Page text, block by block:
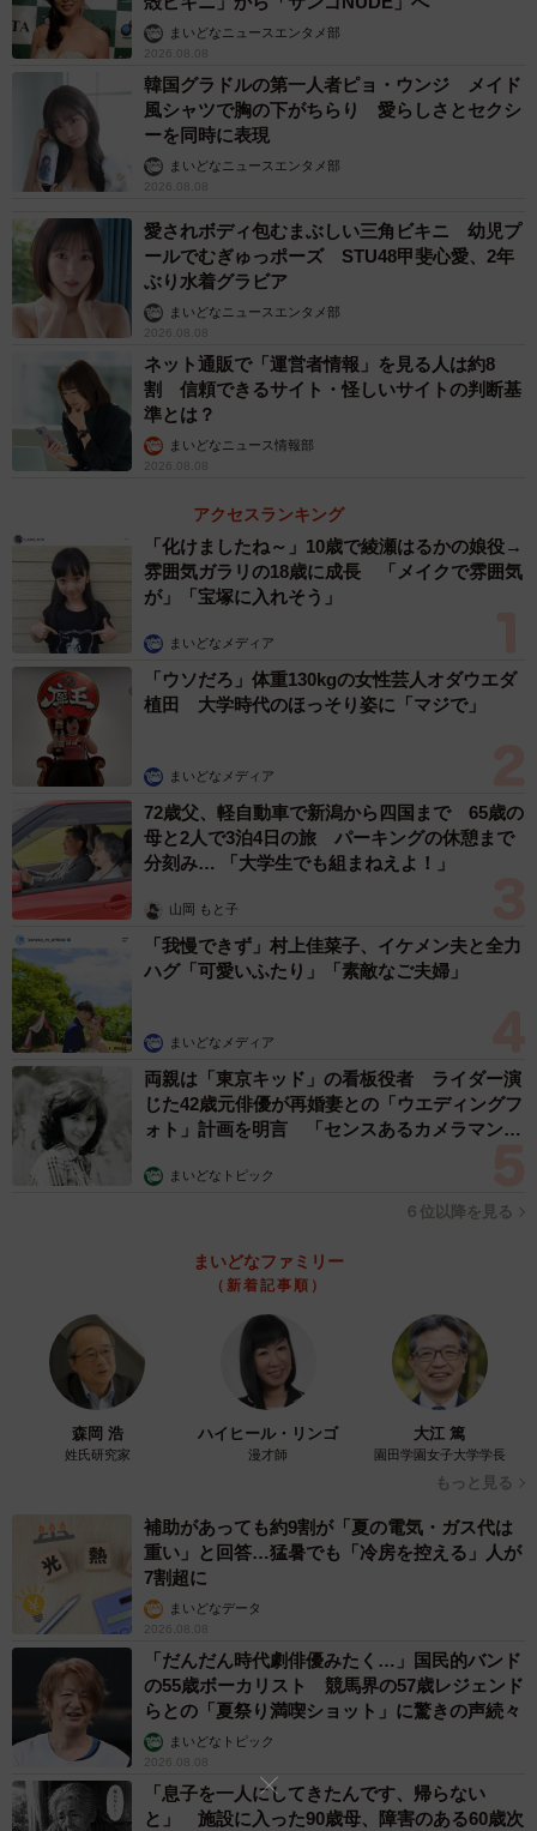
を広げた場合、医療機関が損害賠償責任を問われる可能性
もあります。
さらに「医師法第19条の応召義務（正当な理由なく診療を
拒んではならない）」についても、山吹さんはこう語りま
す。
「感染リスクの高い行動を取っている、施設ルールに従わ
ない──これらは『正当な理由』として、診療をお断りでき
ると考えています。患者さん自身を守るためにも必要な線
“終わってない”コロナ 若者にも後遺症リスク（photoACより
「himawariin」さん撮影、イメージ画像）
“終わってない”コロナ 若者にも後遺症リスク
2023年5月の「5類移行」以降、社会には“コロナ明け”ムー
ドが漂っています。
「でも、死者数を見ればそう言い切れません。厚生労働省
の人口動態統計によると、2022年の死者数は47638人でし
たが、2023年は38086人、2024年も35865人と、2〜3割し
か減っていないんです」
また、現在の感染者推計は年間約1200万人（※5類化以降
は、実際の感染者数が把握できなくなっているため、過去
の死者数と感染者数から山吹さんが単純計算した推計）。
その半数が20〜40代の若者とされています（※新型コロナ
ウイルス感染症対策アドバイザリーボード参照）。
「若いからといって安心できません。感染者の約6%には後
遺症（※WHOのレポート参照）が見られ、毎日1000人近く
の若者が新たに後遺症になっています」
最後に、山吹さんはこう訴えます。
「室内の公衆の場でマスクをしている人としていない人と
でコロナ感染率を調べた結果、不織布マスクでは66%減
少、N95マスクでは83%減少という効果（※CDC参照）が
得られています。マスクは簡単で有用な感染防止策です。
医療者との信頼関係がなければ、適切な医療は提供できま
せん。マスクをお願いするのは、患者さん自身と周囲の人
まいどなニュースエンタメ部
2026.08.08
韓国グラドルの第一人者ピョ・ウンジ メイド
風シャツで胸の下がちらり 愛らしさとセクシ
ーを同時に表現
まいどなニュースエンタメ部
2026.08.08
愛されボディ包むまぶしい三角ビキニ 幼児プ
ールでむぎゅっポーズ STU48甲斐心愛、2年
ぶり水着グラビア
まいどなニュースエンタメ部
2026.08.08
ネット通販で「運営者情報」を見る人は約8
割 信頼できるサイト・怪しいサイトの判断基
準とは？
まいどなニュース情報部
2026.08.08
アクセスランキング
「化けましたね～」10歳で綾瀬はるかの娘役→
雰囲気ガラリの18歳に成長 「メイクで雰囲気
が」「宝塚に入れそう」
まいどなメディア
「ウソだろ」体重130kgの女性芸人オダウエダ
植田 大学時代のほっそり姿に「マジで」
まいどなメディア
72歳父、軽自動車で新潟から四国まで 65歳の
母と2人で3泊4日の旅 パーキングの休憩まで
分刻み… 「大学生でも組まねえよ！」
山岡 もと子
「我慢できず」村上佳菜子、イケメン夫と全力
ハグ「可愛いふたり」「素敵なご夫婦」
まいどなメディア
両親は「東京キッド」の看板役者 ライダー演
じた42歳元俳優が再婚妻との「ウエディングフ
ォト」計画を明言 「センスあるカメラマン求
まいどなトピック
６位以降を見る
まいどなファミリー
（新着記事順）
森岡 浩
姓氏研究家
ハイヒール・リンゴ
漫才師
大江 篤
園田学園女子大学学長
もっと見る
補助があっても約9割が「夏の電気・ガス代は
重い」と回答…猛暑でも「冷房を控える」人が
7割超に
まいどなデータ
2026.08.08
「だんだん時代劇俳優みたく…」国民的バンド
の55歳ボーカリスト 競馬界の57歳レジェンド
らとの「夏祭り満喫ショット」に驚きの声続々
まいどなトピック
2026.08.08
「息子を一人にしてきたんです、帰らない
と」 施設に入った90歳母、障害のある60歳次